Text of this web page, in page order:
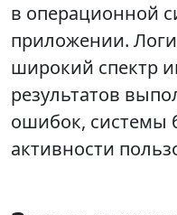
в операционной
приложении.
широкий спектр
результатов
ошибок, системы
активности